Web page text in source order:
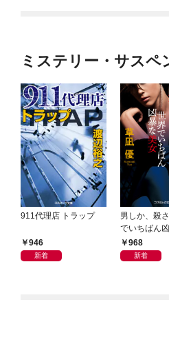
ミステリー・サス
911代理店 トラップ
946
新着
男しか、殺
でいちばん
968
新着